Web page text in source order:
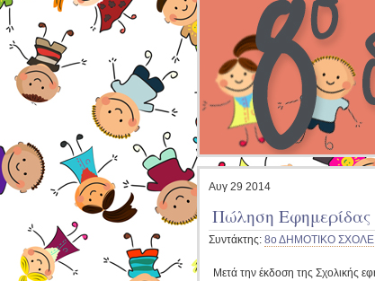
Αυγ 29 2014
Πώληση Εφημερίδας
Συντάκτης: 8ο ΔΗΜΟΤΙΚΟ
Μετά την έκδοση της Σχολικής